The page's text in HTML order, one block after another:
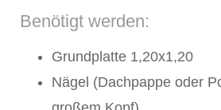
Benötigt werden:
Grundplatte 1,20x1,20
Nägel (Dachpappe oder